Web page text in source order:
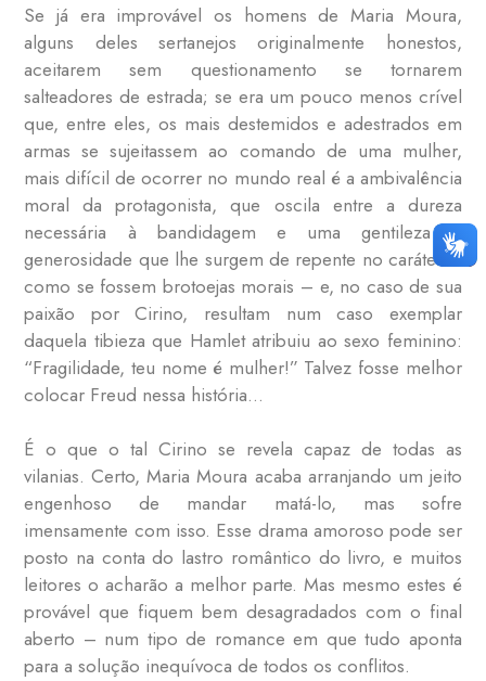
Se já era improvável os homens de Maria Moura,
alguns deles sertanejos originalmente honestos,
aceitarem sem questionamento se tornarem
salteadores de estrada; se era um pouco menos crível
que, entre eles, os mais destemidos e adestrados em
armas se sujeitassem ao comando de uma mulher,
mais difícil de ocorrer no mundo real é a ambivalência
moral da protagonista, que oscila entre a dureza
necessária à bandidagem e uma gentileza e
generosidade que lhe surgem de repente no caráter –
como se fossem brotoejas morais – e, no caso de sua
paixão por Cirino, resultam num caso exemplar
daquela tibieza que Hamlet atribuiu ao sexo feminino:
“Fragilidade, teu nome é mulher!” Talvez fosse melhor
colocar Freud nessa história…
É o que o tal Cirino se revela capaz de todas as
vilanias. Certo, Maria Moura acaba arranjando um jeito
engenhoso de mandar matá-lo, mas sofre
imensamente com isso. Esse drama amoroso pode ser
posto na conta do lastro romântico do livro, e muitos
leitores o acharão a melhor parte. Mas mesmo estes é
provável que fiquem bem desagradados com o final
aberto – num tipo de romance em que tudo aponta
para a solução inequívoca de todos os conflitos.